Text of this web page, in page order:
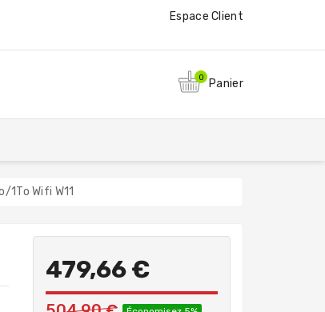
Espace Client
0 Panier
1To Wifi W11
479,66 €